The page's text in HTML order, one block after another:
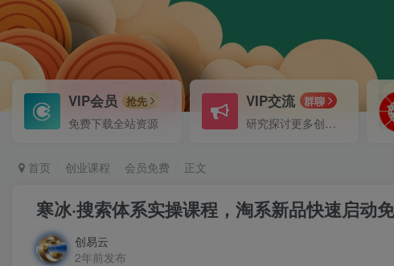
VIP会员 抢先
免费下载全站资源
VIP交流 群聊
研究探讨更多创业项目路子。
首页 创业课程 会员免费 正文
寒冰·搜索体系实操课程，淘系新品快速启动
创易云
2年前发布